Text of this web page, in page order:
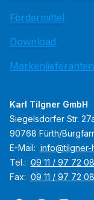
Fördermittel
Download
Karl Tilgner GmbH
Siegelsdorfer Str.
90768 Fürth/
E-Mail: info@tilgner-
Tel.: 09 11 / 97 72
Fax: 09 11 / 97 72